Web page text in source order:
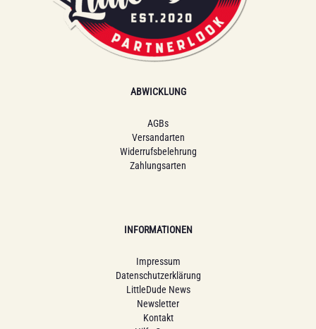
ABWICKLUNG
AGBs
Versandarten
Widerrufsbelehrung
Zahlungsarten
INFORMATIONEN
Impressum
Datenschutzerklärung
LittleDude News
Newsletter
Kontakt